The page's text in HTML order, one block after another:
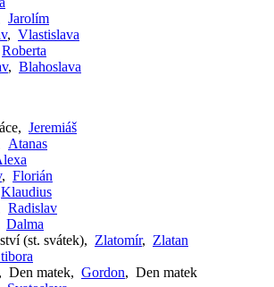
Jarolím
, Vlastislava
Roberta
, Blahoslava
, Jeremiáš
Atanas
, Florián
Klaudius
Radislav
Dalma
(st. svátek), Zlatomír, Zlatan
, Den matek, Gordon, Den matek